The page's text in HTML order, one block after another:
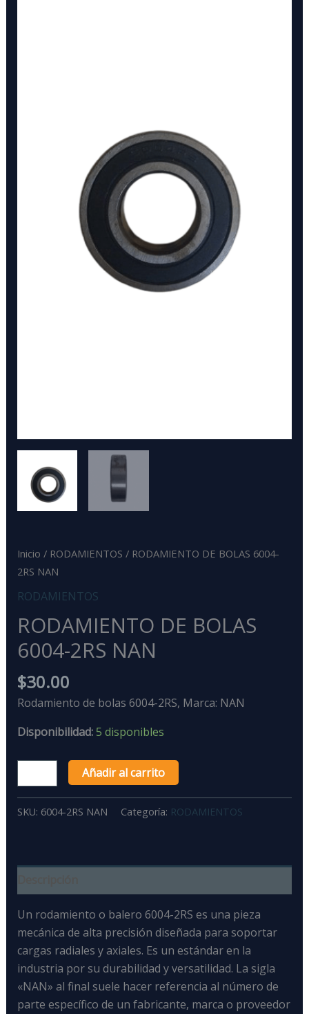
Inicio / RODAMIENTOS / RODAMIENTO DE BOLAS 6004-
2RS NAN
RODAMIENTOS
RODAMIENTO DE BOLAS
6004-2RS NAN
$30.00
Rodamiento de bolas 6004-2RS, Marca: NAN
Disponibilidad:5 disponibles
Añadir al carrito
SKU: 6004-2RS NAN Categoría: RODAMIENTOS
Un rodamiento o balero 6004-2RS es una pieza
mecánica de alta precisión diseñada para soportar
cargas radiales y axiales. Es un estándar en la
industria por su durabilidad y versatilidad. La sigla
«NAN» al final suele hacer referencia al número de
parte específico de un fabricante, marca o proveedor